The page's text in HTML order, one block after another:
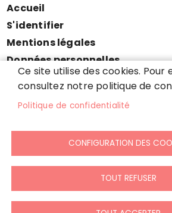
Menu
Pied
de
page
Accueil
S'identifier
Mentions légales
Données personnelles
Accessibilité : partiellement
Contact
Presse
Ce site utilise des cookies. Pour
consultez notre politique de
Politique de confidentialité
CONFIGURATION DES
TOUT REFUSER